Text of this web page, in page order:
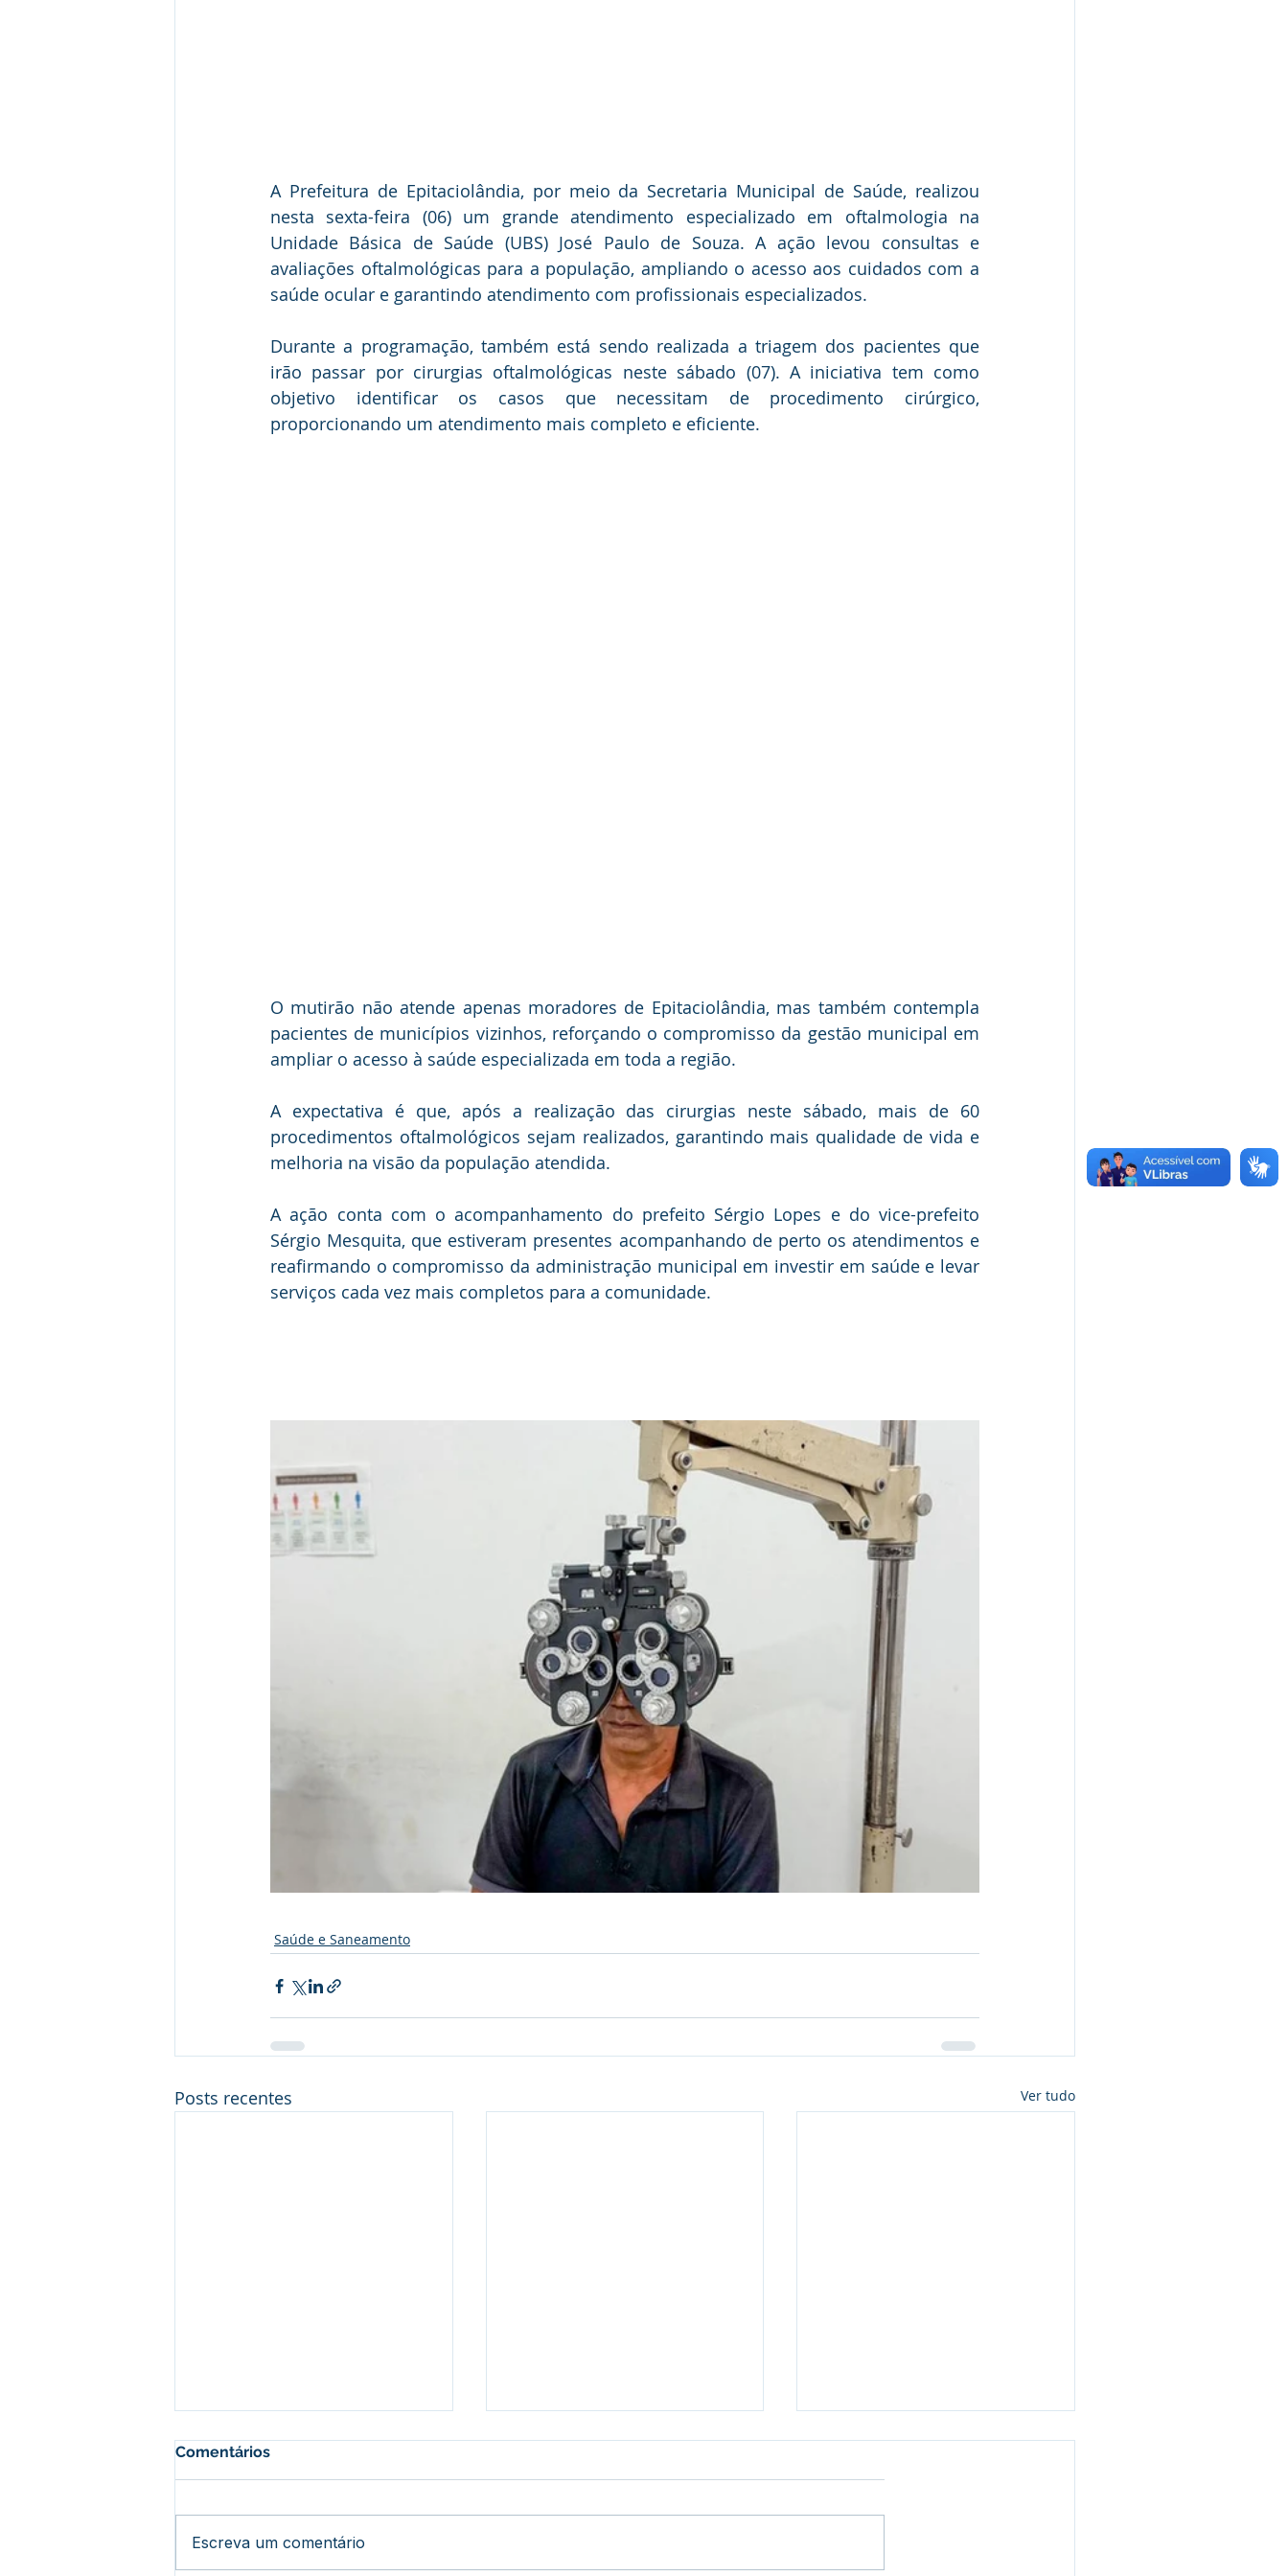
A Prefeitura de Epitaciolândia, por meio da Secretaria Municipal de Saúde, realizou
nesta sexta-feira (06) um grande atendimento especializado em oftalmologia na
Unidade Básica de Saúde (UBS) José Paulo de Souza. A ação levou consultas e
avaliações oftalmológicas para a população, ampliando o acesso aos cuidados com a
saúde ocular e garantindo atendimento com profissionais especializados.
Durante a programação, também está sendo realizada a triagem dos pacientes que
irão passar por cirurgias oftalmológicas neste sábado (07). A iniciativa tem como
objetivo identificar os casos que necessitam de procedimento cirúrgico,
proporcionando um atendimento mais completo e eficiente.
O mutirão não atende apenas moradores de Epitaciolândia, mas também contempla
pacientes de municípios vizinhos, reforçando o compromisso da gestão municipal em
ampliar o acesso à saúde especializada em toda a região.
A expectativa é que, após a realização das cirurgias neste sábado, mais de 60
procedimentos oftalmológicos sejam realizados, garantindo mais qualidade de vida e
melhoria na visão da população atendida.
A ação conta com o acompanhamento do prefeito Sérgio Lopes e do vice-prefeito
Sérgio Mesquita, que estiveram presentes acompanhando de perto os atendimentos e
reafirmando o compromisso da administração municipal em investir em saúde e levar
serviços cada vez mais completos para a comunidade.
Saúde e Saneamento
Posts recentes Ver tudo
Comentários
Escreva um comentário